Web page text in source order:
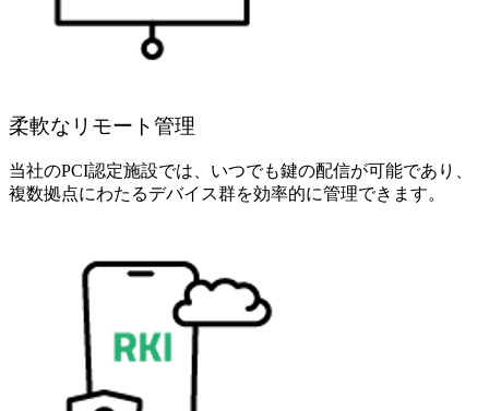
柔軟なリモート管理
当社のPCI認定施設では、いつでも鍵の配信が可能であり、
複数拠点にわたるデバイス群を効率的に管理できます。